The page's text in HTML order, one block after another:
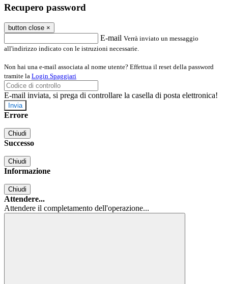
Recupero password
button close ×
E-mail Verrà inviato un messaggio
all'indirizzo indicato con le istruzioni necessarie.
Non hai una e-mail associata al nome utente? Effettua il reset della password
tramite la Login Spaggiari
E-mail inviata, si prega di controllare la casella di posta elettronica!
Errore
Chiudi
Successo
Chiudi
Informazione
Chiudi
Attendere...
Attendere il completamento dell'operazione...